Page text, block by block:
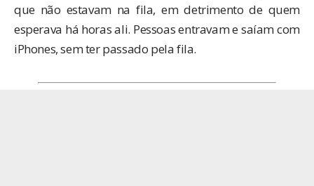
que não estavam na fila, em detrimento de quem
esperava há horas ali. Pessoas entravam e saíam com
iPhones, sem ter passado pela fila.